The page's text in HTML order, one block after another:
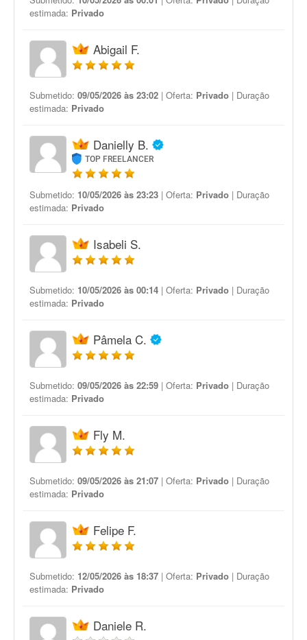
estimada: Privado
Abigail F.
Submetido: 09/05/2026 às 23:02 | Oferta: Privado | Duração
estimada: Privado
Danielly B.
TOP FREELANCER
Submetido: 10/05/2026 às 23:23 | Oferta: Privado | Duração
estimada: Privado
Isabeli S.
Submetido: 10/05/2026 às 00:14 | Oferta: Privado | Duração
estimada: Privado
Pâmela C.
Submetido: 09/05/2026 às 22:59 | Oferta: Privado | Duração
estimada: Privado
Fly M.
Submetido: 09/05/2026 às 21:07 | Oferta: Privado | Duração
estimada: Privado
Felipe F.
Submetido: 12/05/2026 às 18:37 | Oferta: Privado | Duração
estimada: Privado
Daniele R.